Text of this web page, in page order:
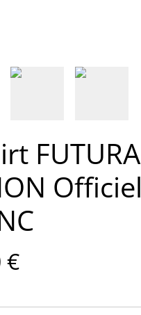
FUTURA
Officiel
€